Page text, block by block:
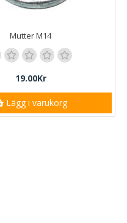
Mutter M14
19.00Kr
Lägg i varukorg